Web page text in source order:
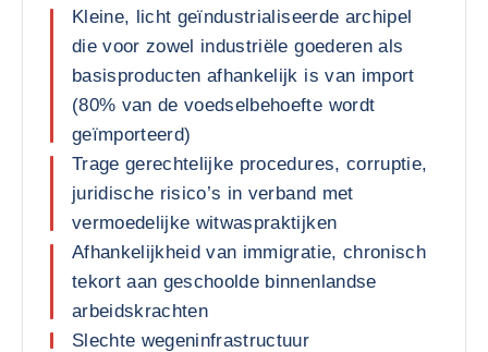
Kleine, licht geïndustrialiseerde archipel
die voor zowel industriële goederen als
basisproducten afhankelijk is van import
(80% van de voedselbehoefte wordt
geïmporteerd)
Trage gerechtelijke procedures, corruptie,
juridische risico’s in verband met
vermoedelijke witwaspraktijken
Afhankelijkheid van immigratie, chronisch
tekort aan geschoolde binnenlandse
arbeidskrachten
Slechte wegeninfrastructuur